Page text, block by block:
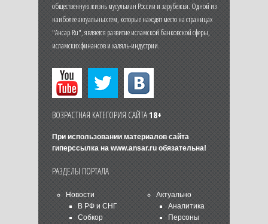
общественную жизнь мусульман России и зарубежья. Одной из
наиболее актуальных тем, которые находят место на страницах
"Ансар.Ru", является развитие исламской банковской сферы,
исламских финансов и халяль-индустрии.
ВОЗРАСТНАЯ КАТЕГОРИЯ САЙТА18+
При использовании материалов сайта
гиперссылка на www.ansar.ruобязательна!
РАЗДЕЛЫ ПОРТАЛА
Новости
В РФ и СНГ
Собкор
Актуально
Аналитика
Персоны